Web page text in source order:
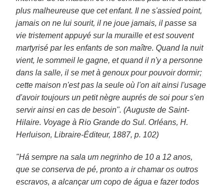
plus malheureuse que cet enfant. Il ne s'assied point,
jamais on ne lui sourit, il ne joue jamais, il passe sa
vie tristement appuyé sur la muraille et est souvent
martyrisé par les enfants de son maître. Quand la nuit
vient, le sommeil le gagne, et quand il n'y a personne
dans la salle, il se met à genoux pour pouvoir dormir;
cette maison n'est pas la seule où l'on ait ainsi l'usage
d'avoir toujours un petit nègre auprés de soi pour s'en
servir ainsi en cas de besoin". (Auguste de Saint-
Hilaire. Voyage à Rio Grande do Sul. Orléans, H.
Herluison, Libraire-Éditeur, 1887, p. 102)
"Há sempre na sala um negrinho de 10 a 12 anos,
que se conserva de pé, pronto a ir chamar os outros
escravos, a alcançar um copo de água e fazer todos